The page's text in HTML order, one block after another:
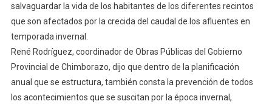
salvaguardar la vida de los habitantes de los diferentes recintos
que son afectados por la crecida del caudal de los afluentes en
temporada invernal.
René Rodríguez, coordinador de Obras Públicas del Gobierno
Provincial de Chimborazo, dijo que dentro de la planificación
anual que se estructura, también consta la prevención de todos
los acontecimientos que se suscitan por la época invernal,